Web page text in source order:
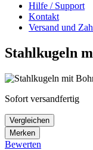
Hilfe / Support
Kontakt
Versand und
Stahlkugeln
Sofort versandfertig
Vergleichen
Merken
Bewerten